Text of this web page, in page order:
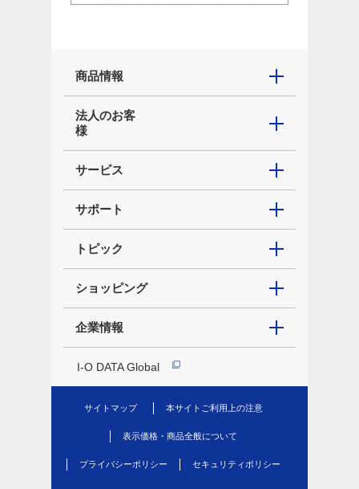
商品情報
法人のお客
様
サービス
サポート
トピック
ショッピング
企業情報
I-O DATA Global
サイトマップ 本サイトご利用上の注意
表示価格・商品全般について
プライバシーポリシー セキュリティポリシー